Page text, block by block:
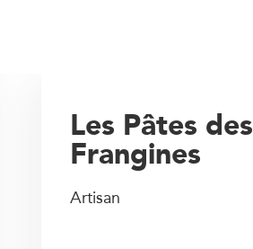
Les Pâtes des
Frangines
Artisan